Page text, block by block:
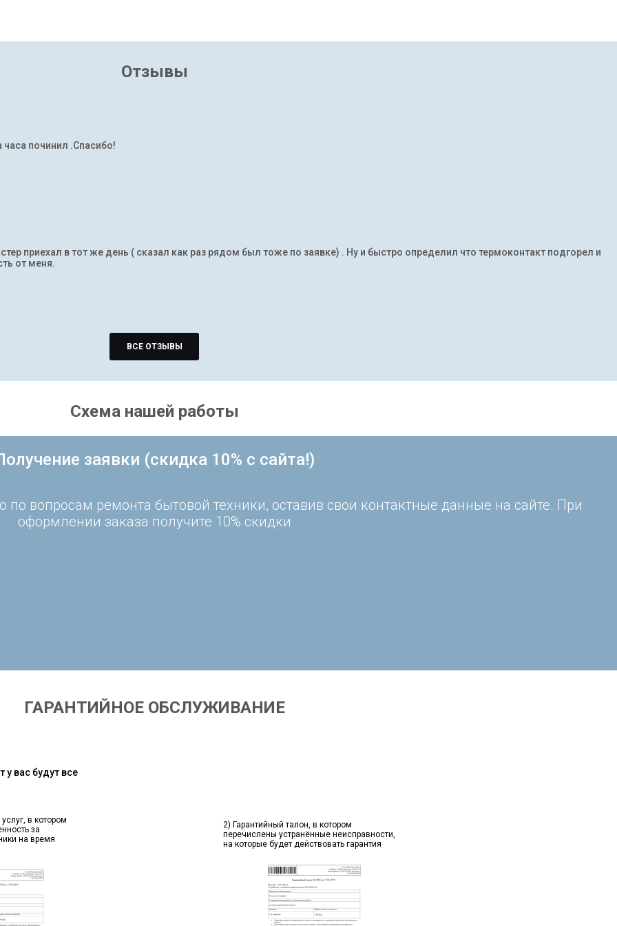
Отзывы
часа починил .Спасибо!
приехал в тот же день ( сказал как раз рядом был тоже по заявке) . Ну и быстро определил что термоконтакт подгорел и
от меня.
ВСЕ ОТЗЫВЫ
Схема нашей работы
заявки (скидка 10% с сайта!)
вопросам ремонта бытовой техники, оставив свои контактные данные на сайте. При
оформлении заказа получите 10% скидки
ГАРАНТИЙНОЕ ОБСЛУЖИВАНИЕ
вас будут все
в котором
за
на время
2) Гарантийный талон, в котором
перечислены устранённые неисправности,
на которые будет действовать гарантия